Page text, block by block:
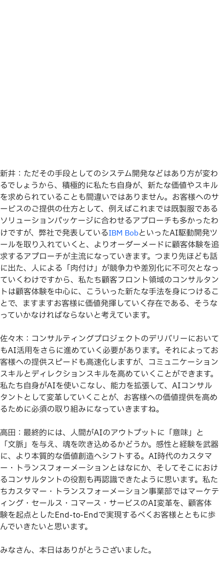
新井：ただその手段としてのシステム開発などはあり方が変わ
るでしょうから、積極的に私たち自身が、新たな価値やスキル
を求められていることも間違いではありません。お客様へのサ
ービスのご提供の仕方として、例えばこれまでは既製服である
ソリューションパッケージに合わせるアプローチも多かったわ
けですが、弊社で発表しているIBM BobといったAI駆動開発ツ
ールを取り入れていくと、よりオーダーメードに顧客体験を追
求するアプローチが主流になっていきます。つまり先ほども話
に出た、人による「肉付け」が競争力や差別化に不可欠となっ
ていくわけですから、私たち顧客フロント領域のコンサルタン
トは顧客体験を中心に、こういった新たな手法を身につけるこ
とで、ますますお客様に価値発揮していく存在である、そうな
っていかなければならないと考えています。
佐々木：コンサルティングプロジェクトのデリバリーにおいて
もAI活用をさらに進めていく必要があります。それによってお
客様への提供スピードも高速化しますが、コミュニケーション
スキルとディレクションスキルを高めていくことができます。
私たち自身がAIを使いこなし、能力を拡張して、AIコンサル
タントとして変革していくことが、お客様への価値提供を高め
るために必須の取り組みになっていきますね。
高田：最終的には、人間がAIのアウトプットに「意味」と
「文脈」を与え、魂を吹き込めるかどうか。感性と経験を武器
に、より本質的な価値創造へシフトする。AI時代のカスタマ
ー・トランスフォーメーションとはなにか、そしてそこにおけ
るコンサルタントの役割も再認識できたように思います。私た
ちカスタマー・トランスフォーメーション事業部ではマーケテ
ィング・セールス・コマース・サービスのAI変革を、顧客体
験を起点としたEnd-to-Endで実現するべくお客様とともに歩
んでいきたいと思います。
みなさん、本日はありがとうございました。